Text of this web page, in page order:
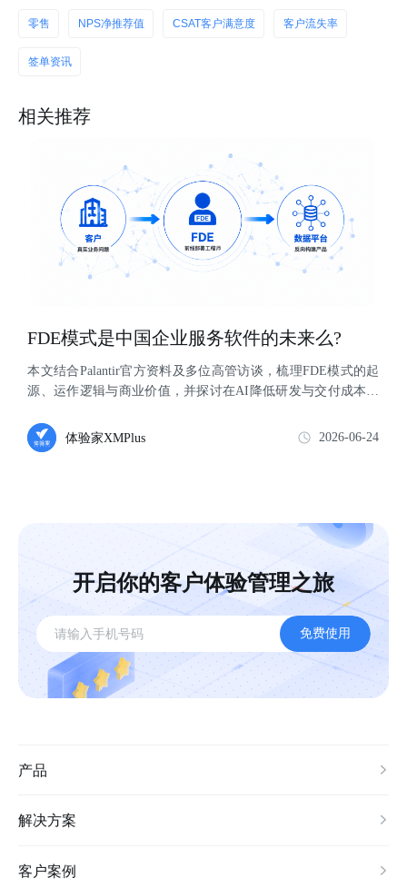
零售 NPS净推荐值 CSAT客户满意度 客户流失率
签单资讯
相关推荐
FDE模式是中国企业服务软件的未来么?
本文结合Palantir官方资料及多位高管访谈，梳理FDE模式的起
源、运作逻辑与商业价值，并探讨在AI降低研发与交付成本的
体验家XMPlus
2026-06-24
开启你的客户体验管理之旅
免费使用
产品
解决方案
客户案例